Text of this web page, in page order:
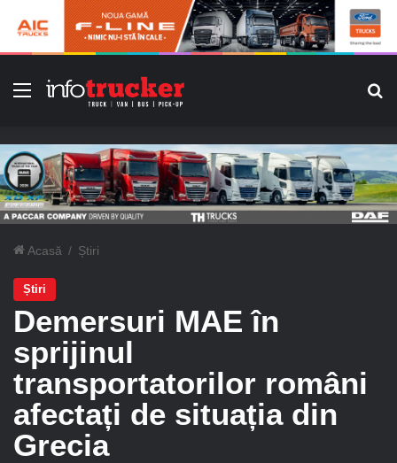
Meniu
Acasă / Știri
Știri
Demersuri MAE în
sprijinul
transportatorilor români
afectați de situația din
Grecia